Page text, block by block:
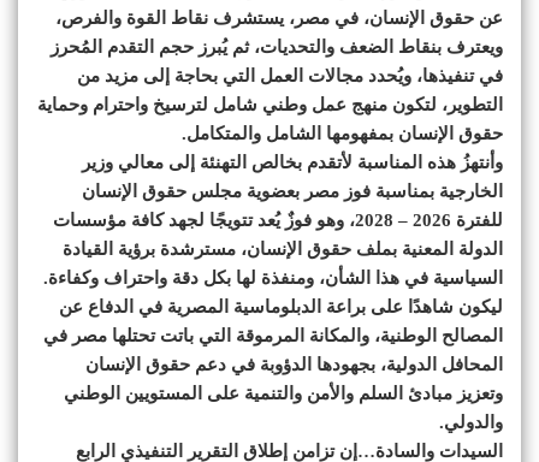
عن حقوق الإنسان، في مصر، يستشرف نقاط القوة والفرص،
ويعترف بنقاط الضعف والتحديات، ثم يُبرز حجم التقدم المُحرز
في تنفيذها، ويُحدد مجالات العمل التي بحاجة إلى مزيد من
التطوير، لتكون منهج عمل وطني شامل لترسيخ واحترام وحماية
حقوق الإنسان بمفهومها الشامل والمتكامل.
وأنتهزُ هذه المناسبة لأتقدم بخالص التهنئة إلى معالي وزير
الخارجية بمناسبة فوز مصر بعضوية مجلس حقوق الإنسان
للفترة 2026 – 2028، وهو فوزٌ يُعد تتويجًا لجهد كافة مؤسسات
الدولة المعنية بملف حقوق الإنسان، مسترشدة برؤية القيادة
السياسية في هذا الشأن، ومنفذة لها بكل دقة واحتراف وكفاءة.
ليكون شاهدًا على براعة الدبلوماسية المصرية في الدفاع عن
المصالح الوطنية، والمكانة المرموقة التي باتت تحتلها مصر في
المحافل الدولية، بجهودها الدؤوبة في دعم حقوق الإنسان
وتعزيز مبادئ السلم والأمن والتنمية على المستويين الوطني
والدولي.
السيدات والسادة…إن تزامن إطلاق التقرير التنفيذي الرابع